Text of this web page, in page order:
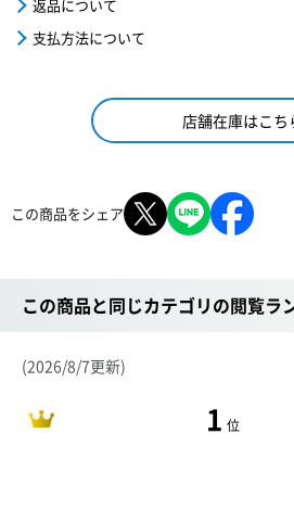
返品について
支払方法について
店舗在庫はこち
この商品をシェア
この商品と同じカテゴリの閲覧ラ
(2026/8/7更新)
1 位